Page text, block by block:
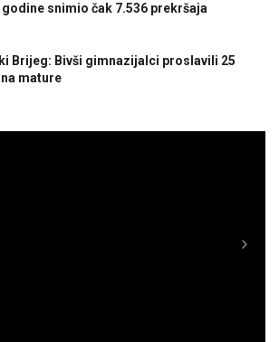
godine snimio čak 7.536 prekršaja
Brijeg: Bivši gimnazijalci proslavili 25
mature